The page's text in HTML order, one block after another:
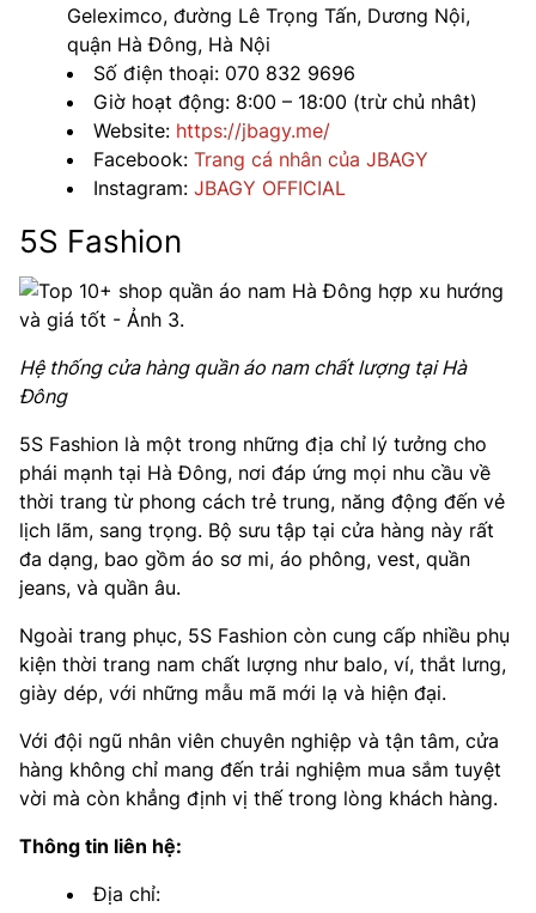
Geleximco, đường Lê Trọng Tấn, Dương Nội,
quận Hà Đông, Hà Nội
Số điện thoại: 070 832 9696
Giờ hoạt động: 8:00 – 18:00 (trừ chủ nhât)
Website: https://jbagy.me/
Facebook: Trang cá nhân của JBAGY
Instagram: JBAGY OFFICIAL
5S Fashion
Hệ thống cửa hàng quần áo nam chất lượng tại Hà
Đông
5S Fashion là một trong những địa chỉ lý tưởng cho
phái mạnh tại Hà Đông, nơi đáp ứng mọi nhu cầu về
thời trang từ phong cách trẻ trung, năng động đến vẻ
lịch lãm, sang trọng. Bộ sưu tập tại cửa hàng này rất
đa dạng, bao gồm áo sơ mi, áo phông, vest, quần
jeans, và quần âu.
Ngoài trang phục, 5S Fashion còn cung cấp nhiều phụ
kiện thời trang nam chất lượng như balo, ví, thắt lưng,
giày dép, với những mẫu mã mới lạ và hiện đại.
Với đội ngũ nhân viên chuyên nghiệp và tận tâm, cửa
hàng không chỉ mang đến trải nghiệm mua sắm tuyệt
vời mà còn khẳng định vị thế trong lòng khách hàng.
Thông tin liên hệ:
Địa chỉ: